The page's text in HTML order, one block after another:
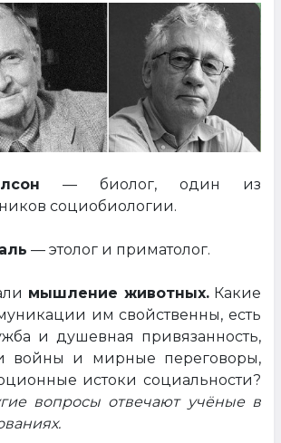
— биолог, один из
социобиологии.
— этолог и приматолог.
мышление животных.Какие
им свойственны, есть
и душевная привязанность,
войны и мирные переговоры,
истоки социальности?
вопросы отвечают учёные в